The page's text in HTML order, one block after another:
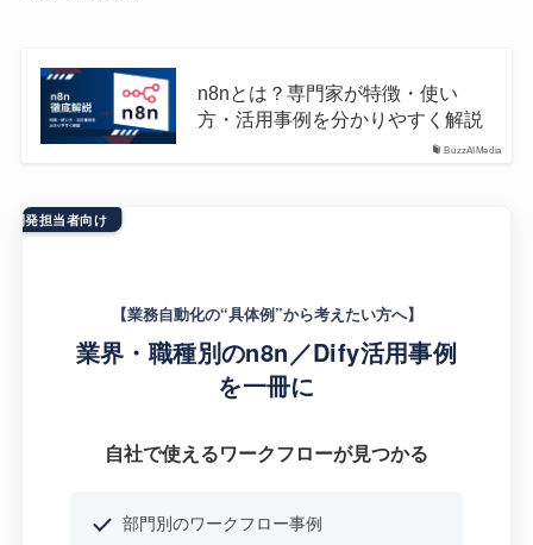
BuzzAIMedia
n8nとは？専門家が特徴・使い
方・活用事例を分かりやすく解説
開発担当者向け
【業務自動化の“具体例”から考えたい方へ】
業界・職種別のn8n／Dify活用事例
を一冊に
自社で使えるワークフローが見つかる
部門別のワークフロー事例